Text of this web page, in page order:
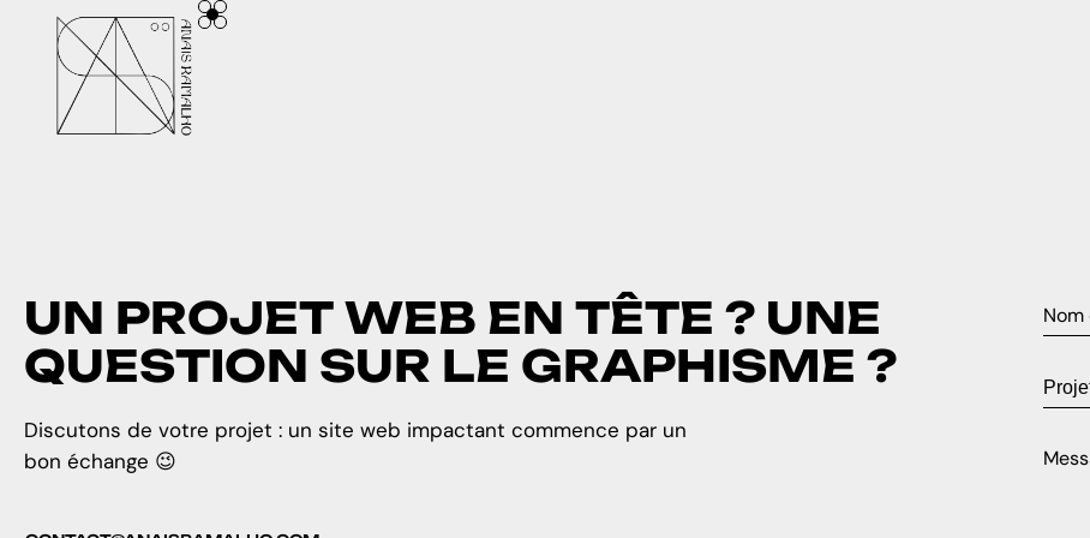
UN PROJET WEB EN TÊTE ? UNE
QUESTION SUR LE GRAPHISME ?
Discutons de votre projet : un site web impactant commence par un
bon échange 😉